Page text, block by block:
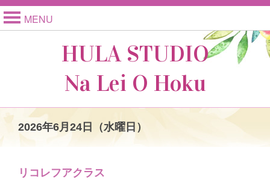
MENU
HULA STUDIO
Na Lei O Hoku
2026年6月24日（水曜日）
リコレフアクラス